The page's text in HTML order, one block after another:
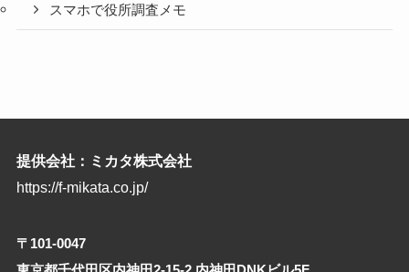
スマホで役所調査メモ
提供会社：ミカタ株式会社
https://f-mikata.co.jp/
〒101-0047